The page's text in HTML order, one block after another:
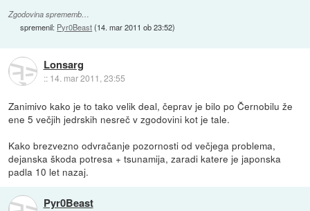
Zgodovina sprememb…
spremenil: Pyr0Beast(14. mar 2011 ob 23:52)
Lonsarg
:: 14. mar 2011, 23:55
Zanimivo kako je to tako velik deal, čeprav je bilo po Černobilu že
ene 5 večjih jedrskih nesreč v zgodovini kot je tale.
Kako brezvezno odvračanje pozornosti od večjega problema,
dejanska škoda potresa + tsunamija, zaradi katere je japonska
padla 10 let nazaj.
Pyr0Beast